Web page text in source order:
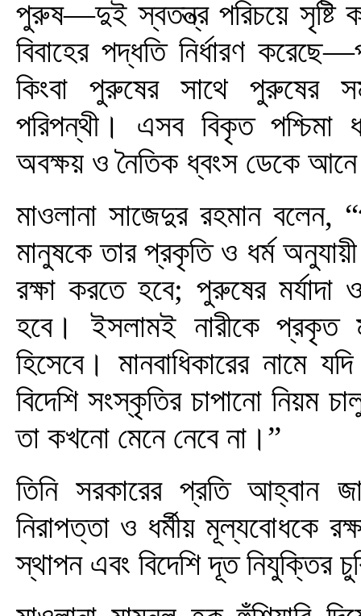
পুরুষ—দুই স্বতন্ত্র পরিচয়ে
বিবাহের পদ্ধতি নির্ধারণ
কিংবা পুরুষের সাথে পুরুষের
পরিপন্থী। এসব বিকৃত পশ্চিমা
অবক্ষয় ও নৈতিক ধ্বংস ডেকে
মাওলানা সাজেদুর রহমান
মানুষকে তার প্রকৃতি ও ধর্ম অনুযায়ী
রক্ষা করতে হবে; পুরুষের
হবে। ইসলামই নারীকে প্রকৃত
হিসেবে। মানবাধিকারের নামে
বিদেশি সংস্কৃতির চাপানো নিয়ম
তা কখনো মেনে নেবে না।”
তিনি সরকারের প্রতি আহ্বান
নিরাপত্তা ও ধর্মীয় মূল্যবোধকে
স্থাপন এবং বিদেশি দূত নিযুক্তির